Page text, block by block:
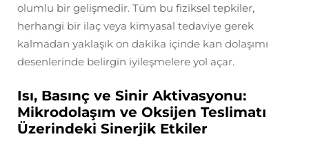
olumlu bir gelişmedir. Tüm bu fiziksel tepkiler,
herhangi bir ilaç veya kimyasal tedaviye gerek
kalmadan yaklaşık on dakika içinde kan dolaşımı
desenlerinde belirgin iyileşmelere yol açar.
Isı, Basınç ve Sinir Aktivasyonu:
Mikrodolaşım ve Oksijen Teslimatı
Üzerindeki Sinerjik Etkiler